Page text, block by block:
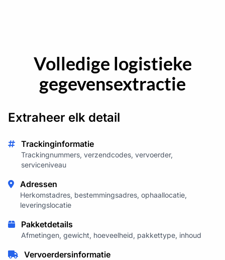
Volledige logistieke
gegevensextractie
Extraheer elk detail
Trackinginformatie
Trackingnummers, verzendcodes, vervoerder,
serviceniveau
Adressen
Herkomstadres, bestemmingsadres, ophaallocatie,
leveringslocatie
Pakketdetails
Afmetingen, gewicht, hoeveelheid, pakkettype, inhoud
Vervoerdersinformatie